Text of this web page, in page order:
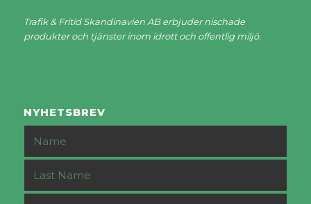
Trafik & Fritid Skandinavien AB erbjuder nischade
produkter och tjänster inom idrott och offentlig miljö.
NYHETSBREV